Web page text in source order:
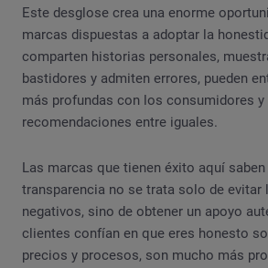
Este desglose crea una enorme
marcas dispuestas a adoptar la
comparten historias personales,
bastidores y admiten errores, pueden
más profundas con los consumidores
recomendaciones entre iguales.
Las marcas que tienen éxito aquí saben
transparencia no se trata solo de
negativos, sino de obtener un apoyo
clientes confían en que eres honesto
precios y procesos, son mucho más